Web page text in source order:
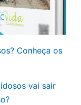
Conheça os
vai sair